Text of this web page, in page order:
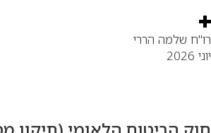
שלמה הררי